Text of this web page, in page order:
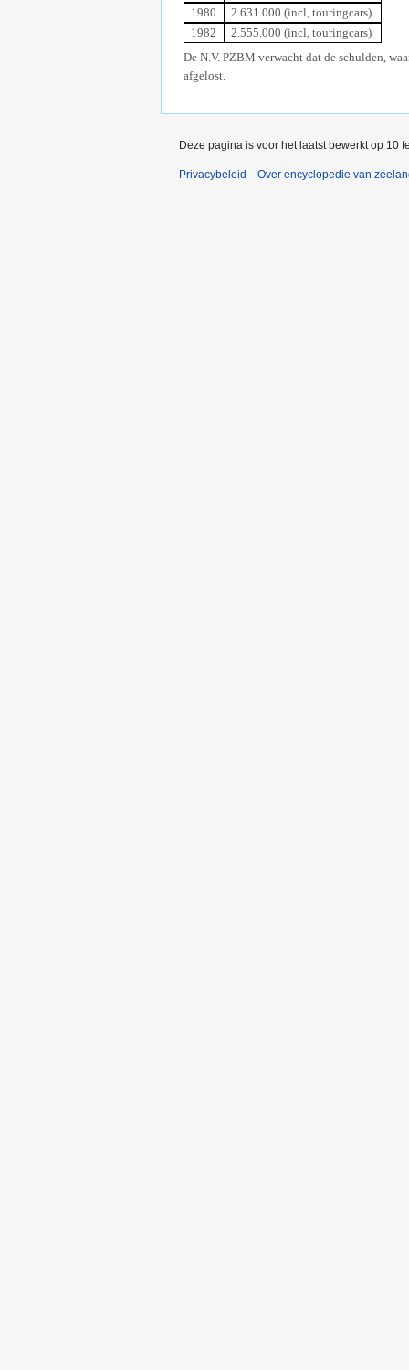
1980
2.631.000 (incl, touringcars)
1982
2.555.000 (incl, touringcars)
De N.V. PZBM verwacht dat de schulden,
afgelost.
Deze pagina is voor het laatst bewerkt op 10
Privacybeleid Over encyclopedie van